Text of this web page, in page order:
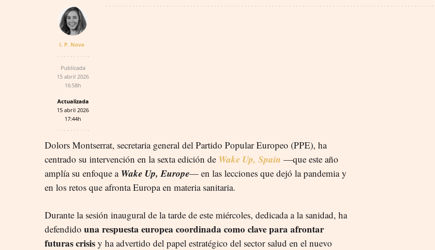
I. P. Nova
Publicada
15 abril 2026
16:58h
Actualizada
15 abril 2026
17:44h
Dolors Montserrat, secretaria general del Partido Popular Europeo (PPE), ha
centrado su intervención en la sexta edición de Wake Up, Spain —que este año
amplía su enfoque a Wake Up, Europe— en las lecciones que dejó la pandemia y
en los retos que afronta Europa en materia sanitaria.
Durante la sesión inaugural de la tarde de este miércoles, dedicada a la sanidad, ha
defendido una respuesta europea coordinada como clave para afrontar
futuras crisis y ha advertido del papel estratégico del sector salud en el nuevo